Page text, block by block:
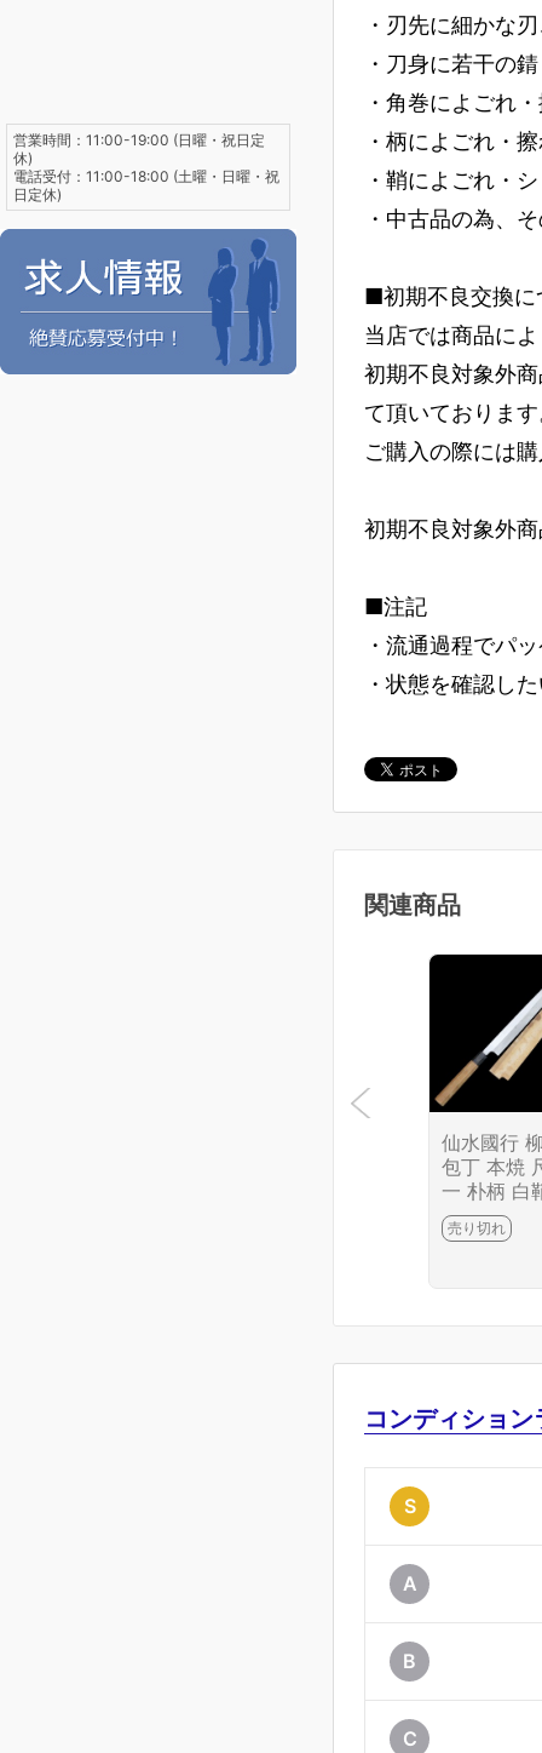
・刃先に細かな
・刀身に若干の
・角巻によごれ
・柄によごれ・
・鞘によごれ・
・中古品の為、
■初期不良交換に
当店では商品に
初期不良対象外
て頂いておりま
ご購入の際には
初期不良対象外
■注記
・流通過程でパ
・状態を確認し
関連商品
仙水國行
包丁 本焼
一 朴柄 白
き KN02-
2-2L4
売り切れ
コンディション
S
A
B
C
営業時間：11:00-19:00 (日曜・祝日定
休)
電話受付：11:00-18:00 (土曜・日曜・祝
日定休)